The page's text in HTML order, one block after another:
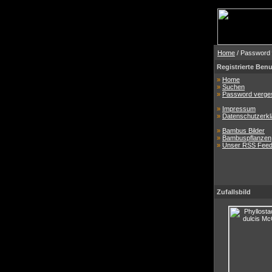
Home /
Registrierte
» Home
» Suchen
» Password
» Impressum
»
» Bambus Bilder
» Bambuspflanzen
» Unser RSS Feed
Zufallsbild